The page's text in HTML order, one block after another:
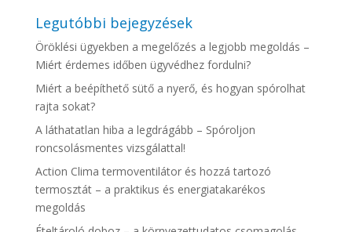
Legutóbbi bejegyzések
Öröklési ügyekben a megelőzés a legjobb megoldás –
Miért érdemes időben ügyvédhez fordulni?
Miért a beépíthető sütő a nyerő, és hogyan spórolhat
rajta sokat?
A láthatatlan hiba a legdrágább – Spóroljon
roncsolásmentes vizsgálattal!
Action Clima termoventilátor és hozzá tartozó
termosztát – a praktikus és energiatakarékos
megoldás